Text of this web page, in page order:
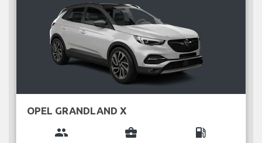
OPEL GRANDLAND X
group business_center local_gas_station